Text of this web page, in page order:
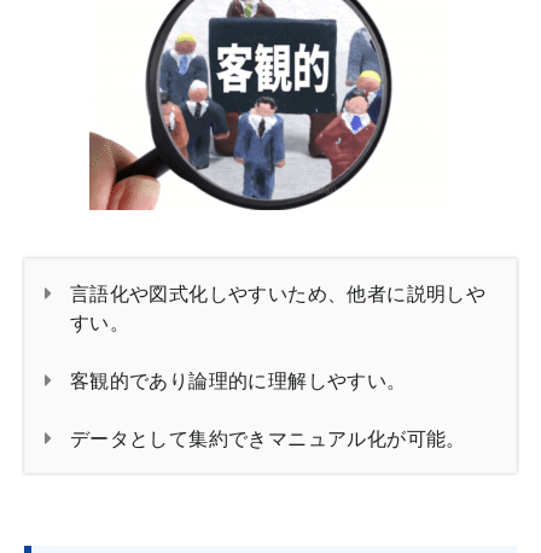
言語化や図式化しやすいため、他者に説明しや
すい。
客観的であり論理的に理解しやすい。
データとして集約できマニュアル化が可能。